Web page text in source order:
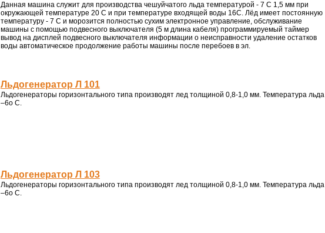
Данная машина служит для производства чешуйчатого льда температурой - 7 С 1,5 мм при
окружающей температуре 20 С и при температуре входящей воды 16С. Лёд имеет постоянную
температуру - 7 С и морозится полностью сухим электронное управление, обслуживание
машины с помощью подвесного выключателя (5 м длина кабеля) программируемый таймер
вывод на дисплей подвесного выключателя информации о неисправности удаление остатков
воды автоматическое продолжение работы машины после перебоев в эл.
Льдогенератор Л 101
Льдогенераторы горизонтального типа производят лед толщиной 0,8-1,0 мм. Температура льда
–6о С.
Льдогенератор Л 103
Льдогенераторы горизонтального типа производят лед толщиной 0,8-1,0 мм. Температура льда
–6о С.